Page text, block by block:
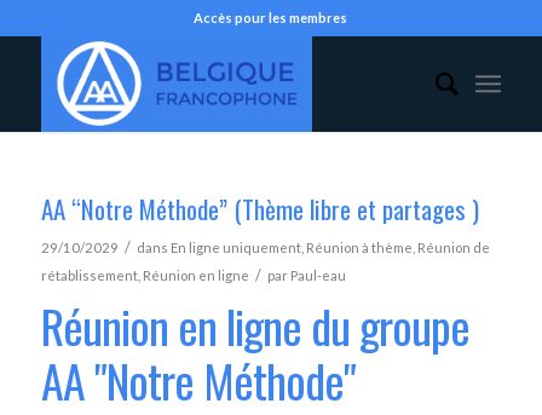
Accès pour les membres
AA “Notre Méthode” (Thème libre et partages )
29/10/2029 / dans En ligne uniquement, Réunion à thème Réunion de
rétablissement, Réunion en ligne / par Paul-eau
Réunion en ligne du groupe
AA "Notre Méthode"